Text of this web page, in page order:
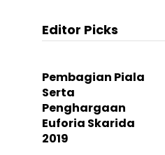
Editor Picks
Pembagian Piala
Serta
Penghargaan
Euforia Skarida
2019